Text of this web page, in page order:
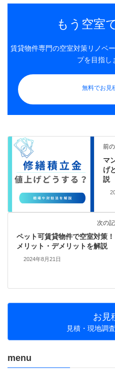
もう空室
賃貸物件専門の空室対策リノベ
プを目指し
無料でお見
前
マ
げ
説
次の
ペット可賃貸物件で空室対策！
メリット・デメリットを解説
2024年8月21日
お見
見積・現地調
menu